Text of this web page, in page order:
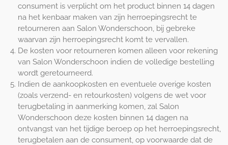
consument is verplicht om het product binnen 14 dagen
na het kenbaar maken van zijn herroepingsrecht te
retourneren aan Salon Wonderschoon, bij gebreke
waarvan zijn herroepingsrecht komt te vervallen.
De kosten voor retourneren komen alleen voor rekening
van Salon Wonderschoon indien de volledige bestelling
wordt geretourneerd.
Indien de aankoopkosten en eventuele overige kosten
(zoals verzend- en retourkosten) volgens de wet voor
terugbetaling in aanmerking komen, zal Salon
Wonderschoon deze kosten binnen 14 dagen na
ontvangst van het tijdige beroep op het herroepingsrecht,
terugbetalen aan de consument, op voorwaarde dat de